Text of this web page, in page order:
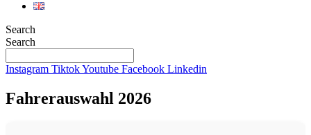
Search
Search
Instagram TiktokYoutube Facebook Linkedin
Fahrerauswahl 2026